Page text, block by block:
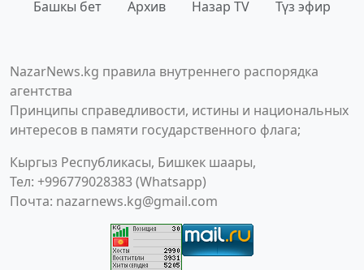
Башкы бет Архив Назар TV Түз эфир
NazarNews.kg правила внутреннего распорядка
агентства
Принципы справедливости, истины и национальных
интересов в памяти государственного флага;
Кыргыз Республикасы, Бишкек шаары,
Тел: +996779028383 (Whatsapp)
Почта: nazarnews.kg@gmail.com